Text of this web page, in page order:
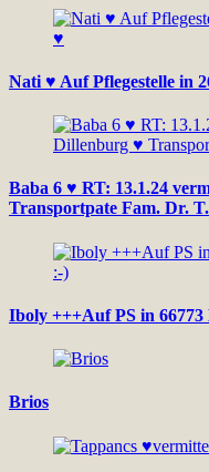
Nati ♥ Auf Pflegestelle in
Baba 6 ♥ RT: 13.1.24
Transportpate Fam. Dr.
Iboly +++Auf PS in
Brios